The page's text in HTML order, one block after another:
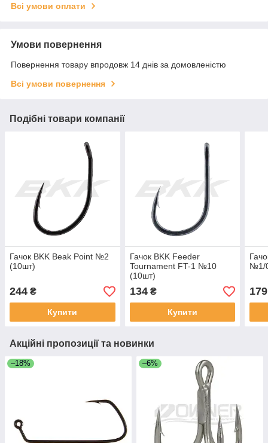
Всі умови оплати
Умови повернення
Повернення товару впродовж 14 днів за домовленістю
Всі умови повернення
Подібні товари компанії
Гачок BKK Beak Point №2
(10шт)
244 ₴
Купити
Гачок BKK Feeder
Tournament FT-1 №10
(10шт)
134₴
Купити
№1/
179
Акційні пропозиції та новинки
–18% –6%